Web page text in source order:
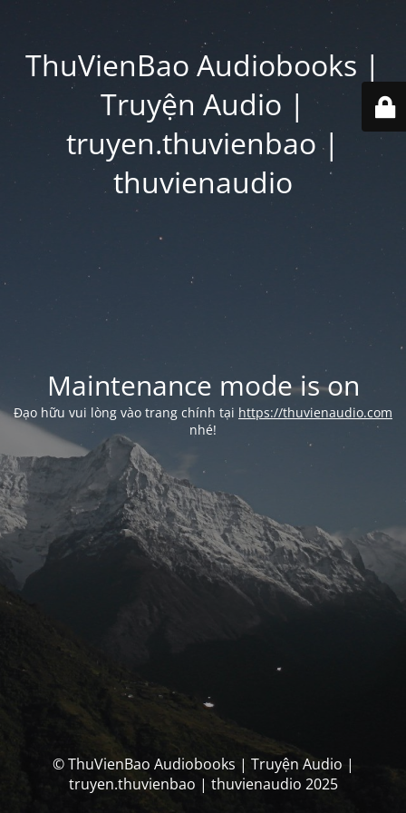
ThuVienBao Audiobooks |
Truyện Audio |
truyen.thuvienbao |
thuvienaudio
Maintenance mode is on
Đạo hữu vui lòng vào trang chính tại https://thuvienaudio.com
nhé!
© ThuVienBao Audiobooks | Truyện Audio |
truyen.thuvienbao | thuvienaudio 2025